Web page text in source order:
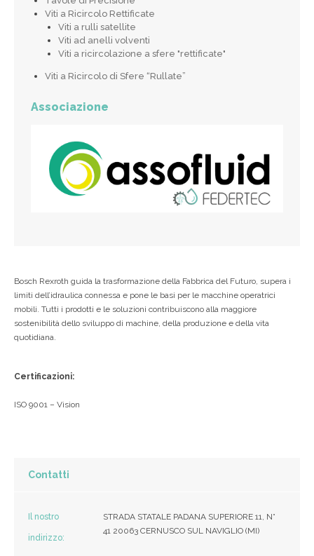
Viti a Ricircolo Rettificate
Viti a rulli satellite
Viti ad anelli volventi
Viti a ricircolazione a sfere "rettificate"
Viti a Ricircolo di Sfere “Rullate”
Associazione
Bosch Rexroth guida la trasformazione della Fabbrica del Futuro, supera i
limiti dell’idraulica connessa e pone le basi per le macchine operatrici
mobili. Tutti i prodotti e le soluzioni contribuiscono alla maggiore
sostenibilità dello sviluppo di machine, della produzione e della vita
quotidiana.
Certificazioni:
ISO 9001 – Vision
Contatti
Il nostro
indirizzo:
STRADA STATALE PADANA SUPERIORE 11, N°
41 20063 CERNUSCO SUL NAVIGLIO (MI)